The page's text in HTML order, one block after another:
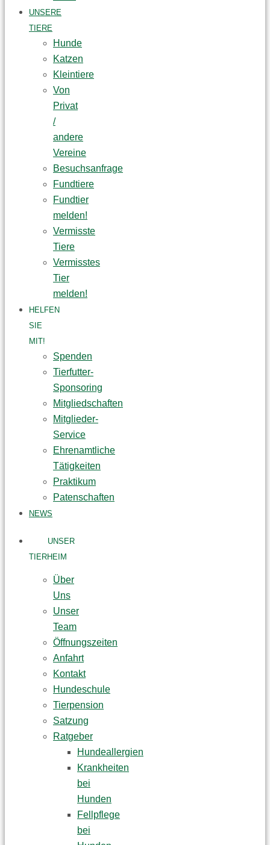
UNSERE
TIERE
Hunde
Katzen
Kleintiere
Von
Privat
/
andere
Vereine
Besuchsanfrage
Fundtiere
Fundtier
melden!
Vermisste
Tiere
Vermisstes
Tier
melden!
HELFEN
SIE
MIT!
Spenden
Tierfutter-
Sponsoring
Mitgliedschaften
Mitglieder-
Service
Ehrenamtliche
Tätigkeiten
Praktikum
Patenschaften
NEWS
UNSER
TIERHEIM
Über
Uns
Unser
Team
Öffnungszeiten
Anfahrt
Kontakt
Hundeschule
Tierpension
Satzung
Ratgeber
Hundeallergien
Krankheiten
bei
Hunden
Fellpflege
bei